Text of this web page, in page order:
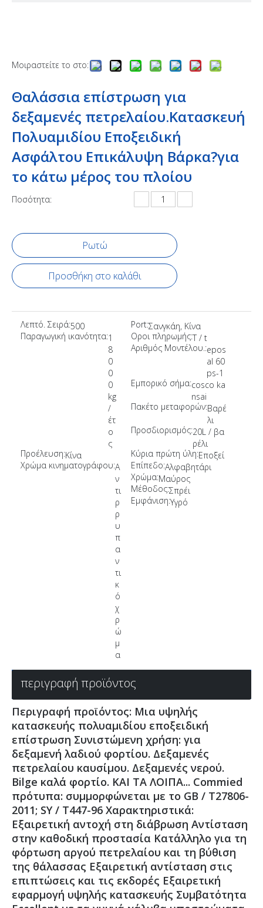
Μοιραστείτε το στο:
Θαλάσσια επίστρωση για
δεξαμενές πετρελαίου.Κατασκευή
Πολυαμιδίου Εποξειδική
Ασφάλτου Επικάλυψη Βάρκα?για
το κάτω μέρος του πλοίου
Ποσότητα:
Ρωτώ
Προσθήκη στο καλάθι
Λεπτό. Σειρά:500 Port:Σανγκάη, Κίνα
Παραγωγική ικανότητα:1
8
0
0
0
kg
/
έτ
ο
ς
Οροι πληρωμής:T / t
Αριθμός Μοντέλου.:epos
al 60
ps-1
Εμπορικό σήμα:cosco ka
nsai
Πακέτο μεταφορών:Βαρέ
λι
Προσδιορισμός:20L / βα
ρέλι
Προέλευση:Κίνα Κύρια πρώτη ύλη:Εποξεί
Χρώμα κινηματογράφου:Α
ν
τι
ρ
ρ
υ
π
α
ν
τι
κ
ό
χ
ρ
ώ
μ
α
Επίπεδο:Αλφαβητάρι
Χρώμα:Μαύρος
Μέθοδος:Σπρέι
Εμφάνιση:Υγρό
περιγραφή προϊόντος
Περιγραφή προϊόντος: Μια υψηλής
κατασκευής πολυαμιδίου εποξειδική
επίστρωση Συνιστώμενη χρήση: για
δεξαμενή λαδιού φορτίου. Δεξαμενές
πετρελαίου καυσίμου. Δεξαμενές νερού.
Bilge καλά φορτίο. ΚΑΙ ΤΑ ΛΟΙΠΑ... Commied
πρότυπα: συμμορφώνεται με το GB / T27806-
2011; SY / T447-96 Χαρακτηριστικά:
Εξαιρετική αντοχή στη διάβρωση Αντίσταση
στην καθοδική προστασία Κατάλληλο για τη
φόρτωση αργού πετρελαίου και τη βύθιση
της θάλασσας Εξαιρετική αντίσταση στις
επιπτώσεις και τις εκδορές Εξαιρετική
εφαρμογή υψηλής κατασκευής Συμβατότητα